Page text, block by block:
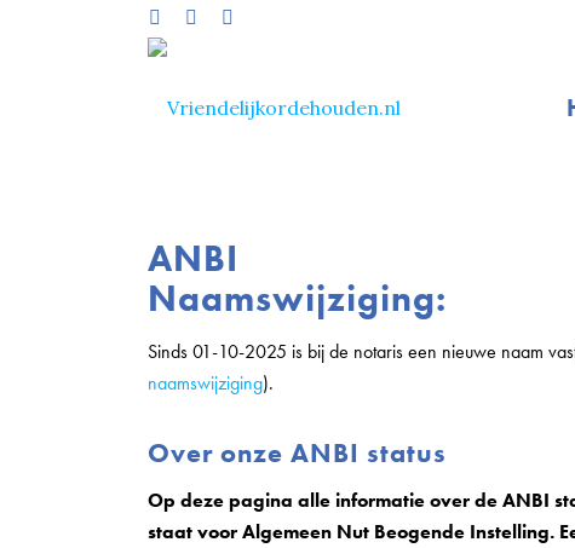
ANBI
Naamswijziging:
Sinds 01-10-2025 is bij de notaris een nieuwe naam
naamswijziging).
Over onze ANBI status
Op deze pagina alle informatie over de ANBI
staat voor Algemeen Nut Beogende Instelling.